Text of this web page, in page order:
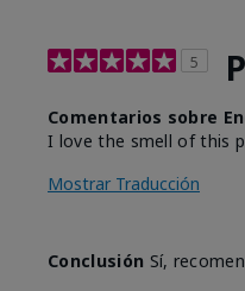
5
Comentarios sobre
I love the smell of this
Mostrar Traducción
Conclusión Sí,